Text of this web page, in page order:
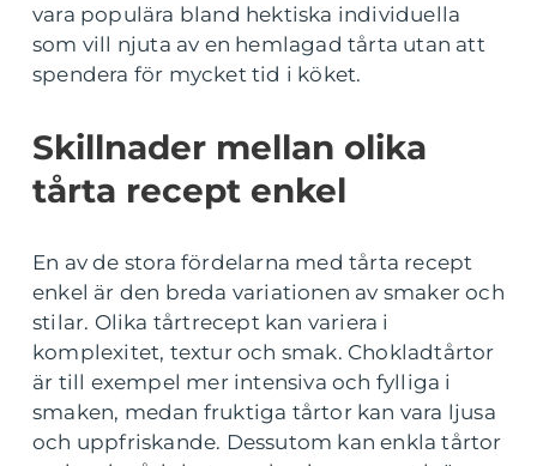
vara populära bland hektiska individuella
som vill njuta av en hemlagad tårta utan att
spendera för mycket tid i köket.
Skillnader mellan olika
tårta recept enkel
En av de stora fördelarna med tårta recept
enkel är den breda variationen av smaker och
stilar. Olika tårtrecept kan variera i
komplexitet, textur och smak. Chokladtårtor
är till exempel mer intensiva och fylliga i
smaken, medan fruktiga tårtor kan vara ljusa
och uppfriskande. Dessutom kan enkla tårtor